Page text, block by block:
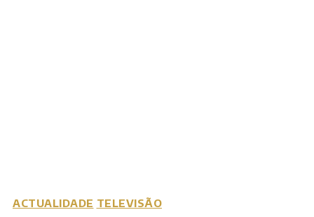
ACTUALIDADE TELEVISÃO